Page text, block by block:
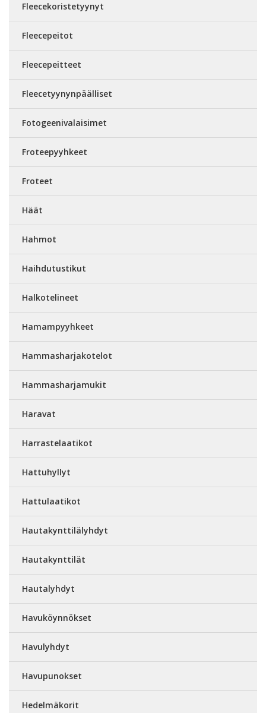
Fleecekoristetyynyt
Fleecepeitot
Fleecepeitteet
Fleecetyynynpäälliset
Fotogeenivalaisimet
Froteepyyhkeet
Froteet
Häät
Hahmot
Haihdutustikut
Halkotelineet
Hamampyyhkeet
Hammasharjakotelot
Hammasharjamukit
Haravat
Harrastelaatikot
Hattuhyllyt
Hattulaatikot
Hautakynttilälyhdyt
Hautakynttilät
Hautalyhdyt
Havuköynnökset
Havulyhdyt
Havupunokset
Hedelmäkorit